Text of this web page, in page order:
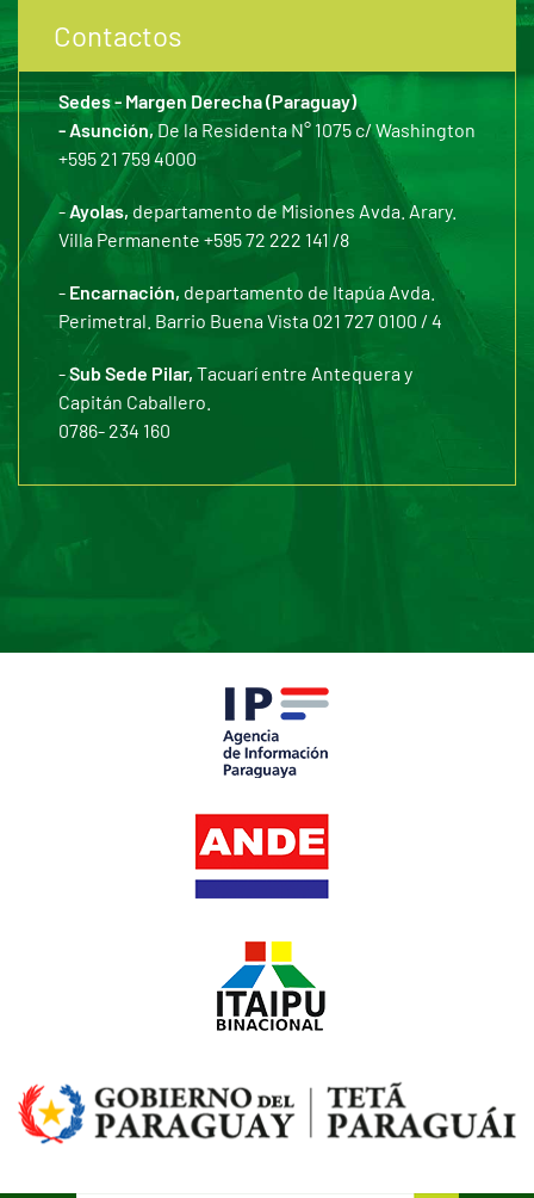
Contactos
Sedes - Margen Derecha (Paraguay)
- Asunción,De la Residenta N° 1075 c/ Washington
+595 21 759 4000
-Ayolas, departamento de Misiones Avda. Arary.
Villa Permanente +595 72 222 141 /8
- Encarnación, departamento de Itapúa Avda.
Perimetral. Barrio Buena Vista 021 727 0100 / 4
-Sub Sede Pilar, Tacuarí entre Antequera y
Capitán Caballero.
0786- 234 160